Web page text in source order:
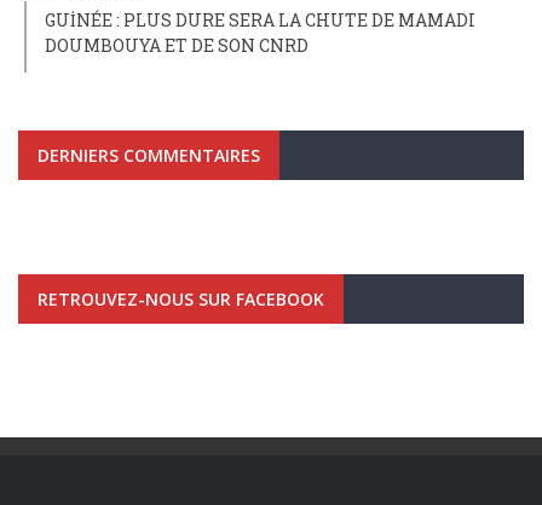
GUİNÉE : PLUS DURE SERA LA CHUTE DE MAMADI
DOUMBOUYA ET DE SON CNRD
DERNIERS COMMENTAIRES
RETROUVEZ-NOUS SUR FACEBOOK